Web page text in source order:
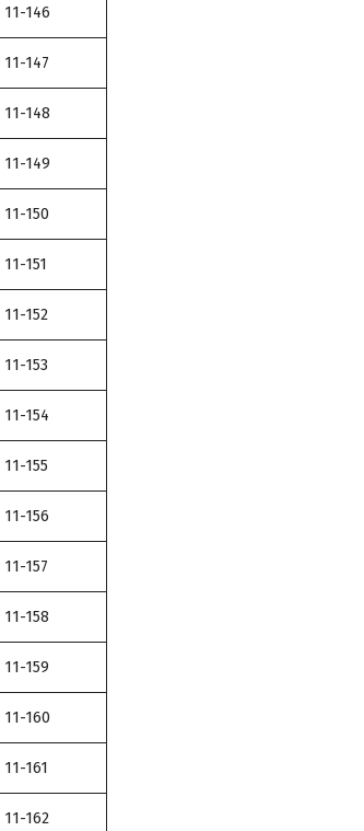
11-146
11-147
11-148
11-149
11-150
11-151
11-152
11-153
11-154
11-155
11-156
11-157
11-158
11-159
11-160
11-161
11-162